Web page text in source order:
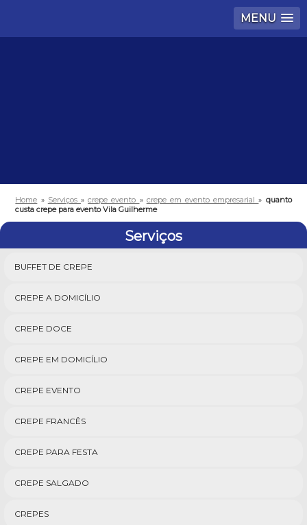
MENU
Home » Serviços »crepe evento » crepe em evento empresarial» quanto
custa crepe para evento Vila Guilherme
Serviços
BUFFET DE CREPE
CREPE A DOMICÍLIO
CREPE DOCE
CREPE EM DOMICÍLIO
CREPE EVENTO
CREPE FRANCÊS
CREPE PARA FESTA
CREPE SALGADO
CREPES